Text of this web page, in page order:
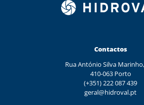
Contactos
Rua António Silva
410-063 Porto
(+351) 222 087 439
geral@hidroval.pt